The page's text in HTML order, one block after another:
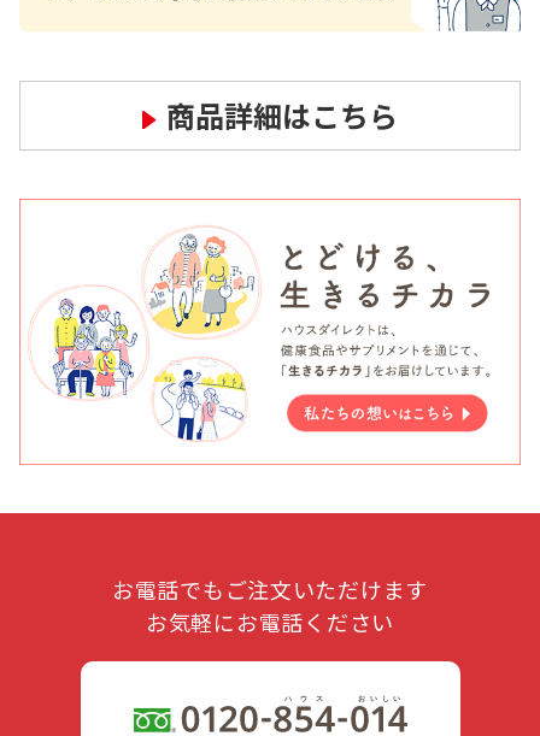
商品詳細はこちら
お電話でもご注文いただけます
お気軽にお電話ください